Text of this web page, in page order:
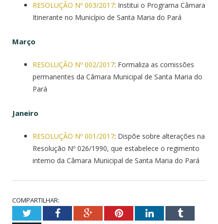
RESOLUÇÃO Nº 003/2017: Institui o Programa Câmara
Itinerante no Município de Santa Maria do Pará
Março
RESOLUÇÃO Nº 002/2017: Formaliza as comissões
permanentes da Câmara Municipal de Santa Maria do
Pará
Janeiro
RESOLUÇÃO Nº 001/2017: Dispõe sobre alterações na
Resolução Nº 026/1990, que estabelece o regimento
interno da Câmara Municipal de Santa Maria do Pará
COMPARTILHAR:
TwitterFacebookGoogle+PinterestLinkedInTumblr